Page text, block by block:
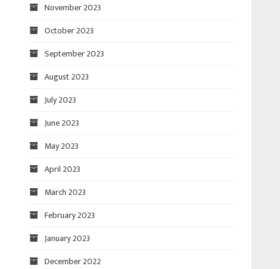
November 2023
October 2023
September 2023
August 2023
July 2023
June 2023
May 2023
April 2023
March 2023
February 2023
January 2023
December 2022